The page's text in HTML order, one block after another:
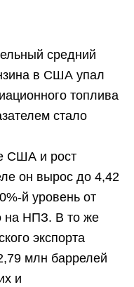
средний
в США упал
топлива
стало
США и рост
он вырос до 4,42
й уровень от
на НПЗ. В то же
экспорта
млн баррелей
и